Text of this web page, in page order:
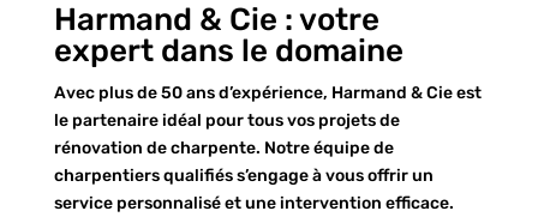
Harmand & Cie : votre
expert dans le domaine
Avec plus de 50 ans d’expérience, Harmand & Cie est
le partenaire idéal pour tous vos projets de
rénovation de charpente. Notre équipe de
charpentiers qualifiés s’engage à vous offrir un
service personnalisé et une intervention efficace.